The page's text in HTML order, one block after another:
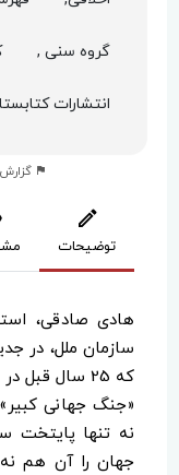
گروه سنی ,
انتشارات
توضیحات
هادی صادقی،
سازمان ملل، در
«جنگ جهانی
نه تنها پایتخت